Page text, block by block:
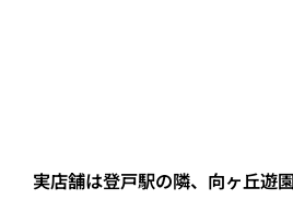
実店舗は登戸駅の隣、向ヶ丘遊